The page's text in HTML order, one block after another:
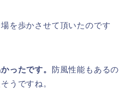
を歩かさせて頂いたのです
ったです。
防風性能もあるの
うですね。